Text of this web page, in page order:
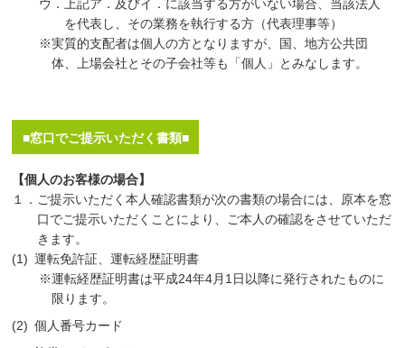
ウ．上記ア．及びイ．に該当する方がいない場合、当該法人
を代表し、その業務を執行する方（代表理事等）
※実質的支配者は個人の方となりますが、国、地方公共団
体、上場会社とその子会社等も「個人」とみなします。
■窓口でご提示いただく書類■
【個人のお客様の場合】
１．ご提示いただく本人確認書類が次の書類の場合には、原本を窓
口でご提示いただくことにより、ご本人の確認をさせていただ
きます。
運転免許証、運転経歴証明書
※運転経歴証明書は平成24年4月1日以降に発行されたものに
限ります。
個人番号カード